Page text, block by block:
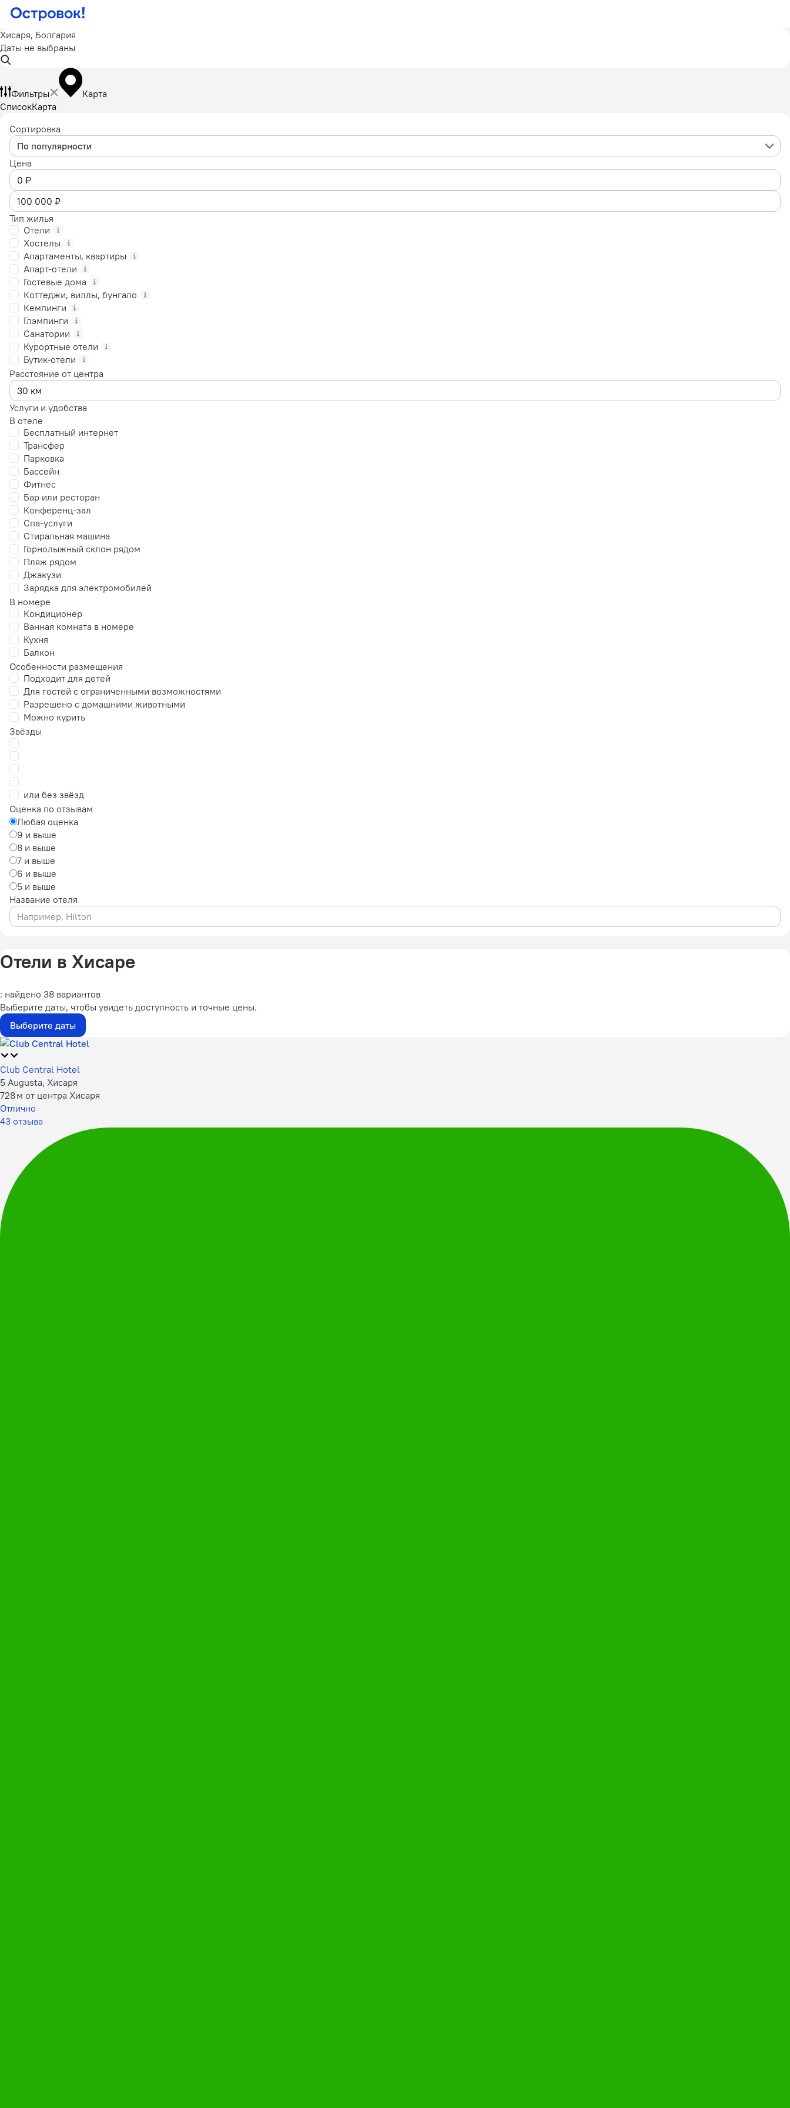
Хисаря, Болгария
Даты не выбраны
Фильтры
Карта
СписокКарта
Сортировка
По популярности
Цена
Тип жилья
Отели
Хостелы
Апартаменты, квартиры
Апарт-отели
Гостевые дома
Коттеджи, виллы, бунгало
Кемпинги
Глэмпинги
Санатории
Курортные отели
Бутик-отели
Расстояние от центра
Услуги и удобства
В отеле
Бесплатный интернет
Трансфер
Парковка
Бассейн
Фитнес
Бар или ресторан
Конференц-зал
Спа-услуги
Стиральная машина
Горнолыжный склон рядом
Пляж рядом
Джакузи
Зарядка для электромобилей
В номере
Кондиционер
Ванная комната в номере
Кухня
Балкон
Особенности размещения
Подходит для детей
Для гостей с ограниченными возможностями
Разрешено с домашними животными
Можно курить
Звёзды
или без звёзд
Оценка по отзывам
Любая оценка
9 и выше
8 и выше
7 и выше
6 и выше
5 и выше
Название отеля
Отели в Хисаре
: найдено 38 вариантов
Выберите даты, чтобы увидеть доступность и точные цены.
Выберите даты
Club Central Hotel
5 Augusta, Хисаря
728 м от центра Хисаря
Отлично
43 отзыва